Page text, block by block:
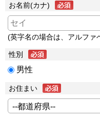
お名前(カナ)
(英字名の場合は、アルファ
性別
男性
お住まい